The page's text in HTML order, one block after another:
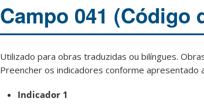
Campo 041 (Código
Utilizado para obras traduzidas ou bilíngues.
Preencher os indicadores conforme apresentado
Indicador 1